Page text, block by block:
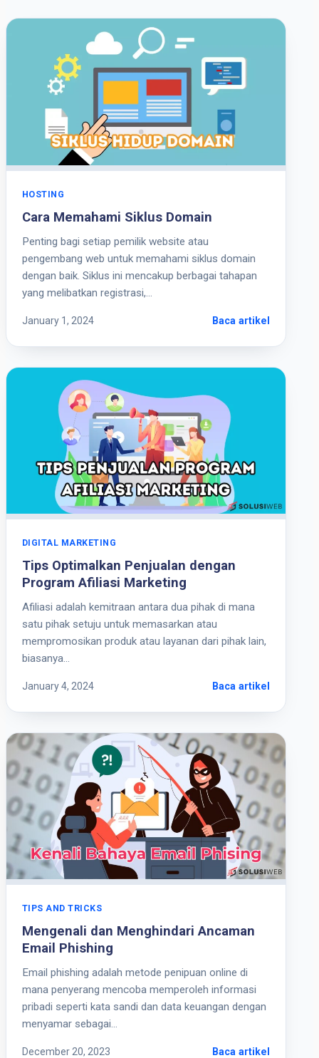
HOSTING
Cara Memahami Siklus Domain
Penting bagi setiap pemilik website atau
pengembang web untuk memahami siklus domain
dengan baik. Siklus ini mencakup berbagai tahapan
yang melibatkan registrasi,…
January 1, 2024 Baca artikel
DIGITAL MARKETING
Tips Optimalkan Penjualan dengan
Program Afiliasi Marketing
Afiliasi adalah kemitraan antara dua pihak di mana
satu pihak setuju untuk memasarkan atau
mempromosikan produk atau layanan dari pihak lain,
biasanya…
January 4, 2024 Baca artikel
TIPS AND TRICKS
Mengenali dan Menghindari Ancaman
Email Phishing
Email phishing adalah metode penipuan online di
mana penyerang mencoba memperoleh informasi
pribadi seperti kata sandi dan data keuangan dengan
menyamar sebagai…
December 20, 2023 Baca artikel